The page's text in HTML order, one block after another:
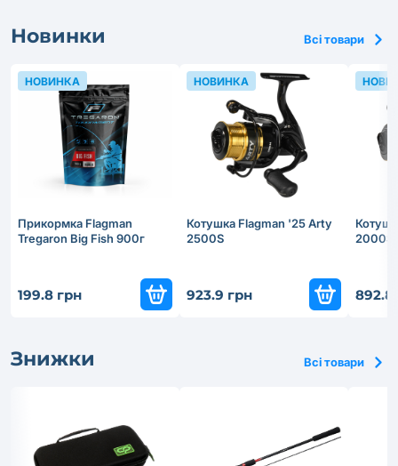
Новинки Всі товари
Прикормка Flagman
Tregaron Big Fish 900г
199.8 грн
НОВИНКА
Котушка Flagman '25 Arty
2500S
923.9 грн
НОВИНКА
2000S
892.8
Знижки Всі товари